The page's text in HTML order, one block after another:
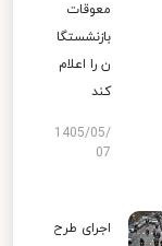
معوقات
بازنشستگا
ن را اعلام
کند
1405/05/
07
اجرای طرح